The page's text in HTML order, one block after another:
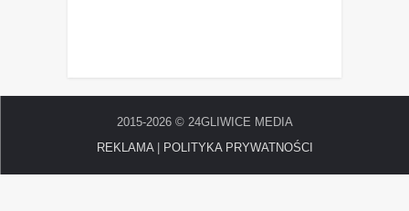
2015-2026 © 24GLIWICE MEDIA
REKLAMA| POLITYKA PRYWATNOŚCI